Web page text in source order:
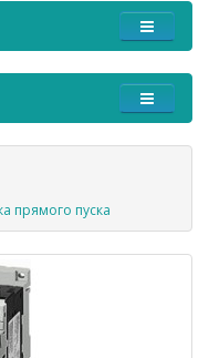
прямого пуска